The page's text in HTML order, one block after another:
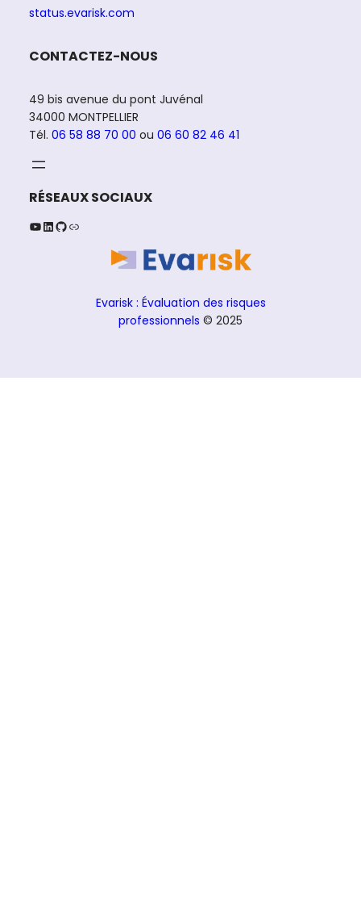
status.evarisk.com
CONTACTEZ-NOUS
49 bis avenue du pont Juvénal
34000 MONTPELLIER
Tél. 06 58 88 70 00 ou 06 60 82 46 41
RÉSEAUX SOCIAUX
YouTube LinkedIn GitHub Lien
Evarisk : Évaluation des risques
professionnels © 2025